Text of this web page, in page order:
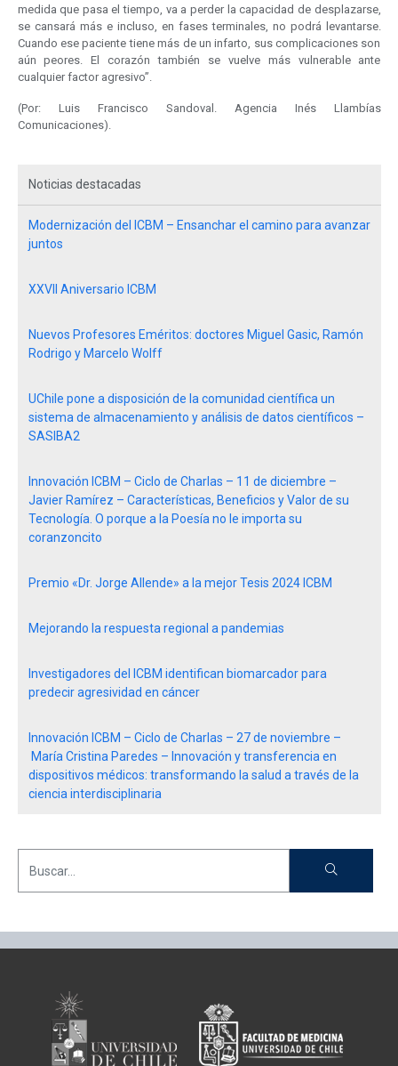
medida que pasa el tiempo, va a perder la capacidad de desplazarse,
se cansará más e incluso, en fases terminales, no podrá levantarse.
Cuando ese paciente tiene más de un infarto, sus complicaciones son
aún peores. El corazón también se vuelve más vulnerable ante
cualquier factor agresivo”.
(Por: Luis Francisco Sandoval. Agencia Inés Llambías
Comunicaciones).
Noticias destacadas
Modernización del ICBM – Ensanchar el camino para avanzar
juntos
XXVII Aniversario ICBM
Nuevos Profesores Eméritos: doctores Miguel Gasic, Ramón
Rodrigo y Marcelo Wolff
UChile pone a disposición de la comunidad científica un
sistema de almacenamiento y análisis de datos científicos –
SASIBA2
Innovación ICBM – Ciclo de Charlas – 11 de diciembre –
Javier Ramírez – Características, Beneficios y Valor de su
Tecnología. O porque a la Poesía no le importa su
coranzoncito
Premio «Dr. Jorge Allende» a la mejor Tesis 2024 ICBM
Mejorando la respuesta regional a pandemias
Investigadores del ICBM identifican biomarcador para
predecir agresividad en cáncer
Innovación ICBM – Ciclo de Charlas – 27 de noviembre –
María Cristina Paredes – Innovación y transferencia en
dispositivos médicos: transformando la salud a través de la
ciencia interdisciplinaria